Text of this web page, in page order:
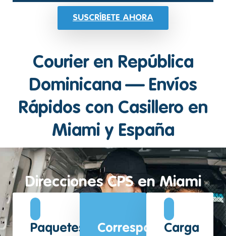
SUSCRÍBETE AHORA
Courier en República
Dominicana — Envíos
Rápidos con Casillero en
Miami y España
Direcciones CPS en Miami
Paquetes
Correspondencia
Carga